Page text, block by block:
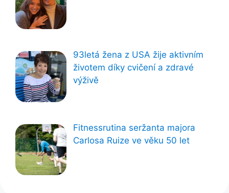
93letá žena z USA žije aktivním
životem díky cvičení a zdravé
výživě
Fitnessrutina seržanta majora
Carlosa Ruize ve věku 50 let